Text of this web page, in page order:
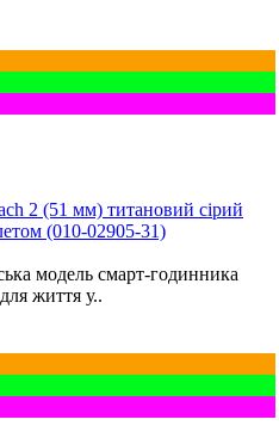
2 (51 мм) титановий сірий
(010-02905-31)
модель смарт-годинника
життя у..